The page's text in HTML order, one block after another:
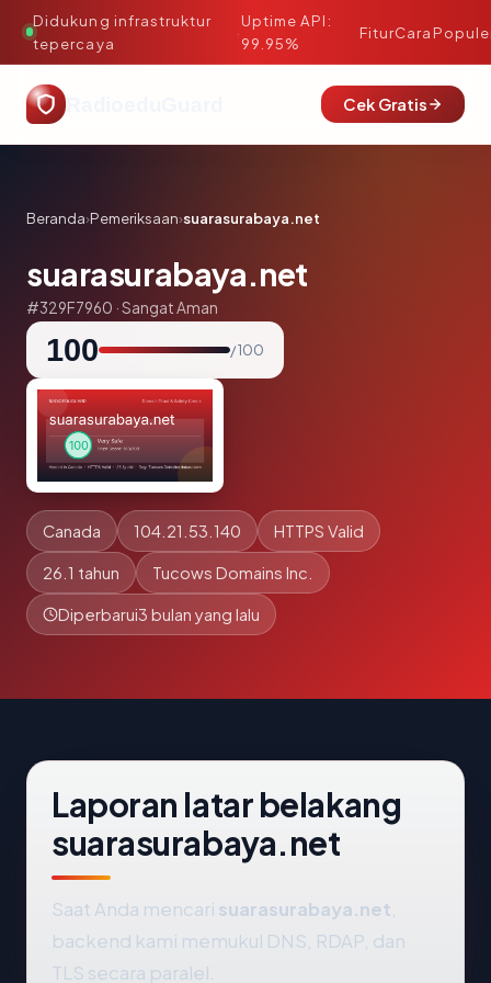
Didukung infrastruktur
tepercaya
·
Uptime API:
99.95%
FiturCara
Cek Gratis
Beranda›Pemeriksaan›suarasurabaya.net
suarasurabaya.net
#329F7960 · Sangat Aman
100 / 100
Canada 104.21.53.140 HTTPS Valid
26.1 tahun Tucows Domains Inc.
Diperbarui3 bulan yang lalu
Laporan latar belakang
suarasurabaya.net
Saat Anda mencari suarasurabaya.net
backend kami memukul DNS, RDAP, dan
TLS secara paralel.